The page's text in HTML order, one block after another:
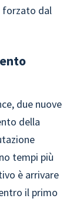
forzato dal
due nuove
della
tempi più
è arrivare
il primo